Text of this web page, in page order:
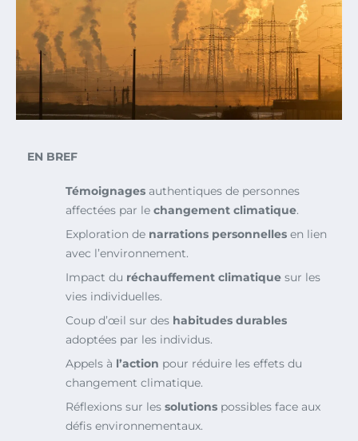
EN BREF
Témoignages authentiques de personnes
affectées par le changement climatique.
Exploration de narrations personnelles en lien
avec l’environnement.
Impact du réchauffement climatique sur les
vies individuelles.
Coup d’œil sur des habitudes durables
adoptées par les individus.
Appels à l’action pour réduire les effets du
changement climatique.
Réflexions sur les solutions possibles face aux
défis environnementaux.